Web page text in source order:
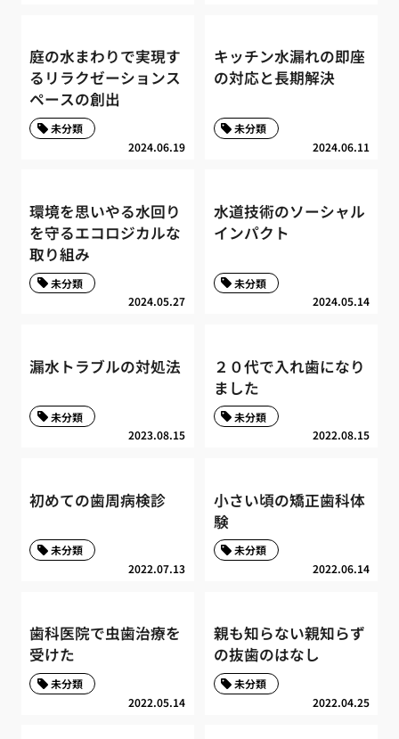
庭の水まわりで実現す
るリラクゼーションス
ペースの創出
2024.06.19
未分類
キッチン水漏れの即座
の対応と長期解決
2024.06.11
未分類
環境を思いやる水回り
を守るエコロジカルな
取り組み
2024.05.27
未分類
水道技術のソーシャル
インパクト
2024.05.14
未分類
漏水トラブルの対処法
2023.08.15
未分類
２０代で入れ歯になり
ました
2022.08.15
未分類
初めての歯周病検診
2022.07.13
未分類
小さい頃の矯正歯科体
験
2022.06.14
未分類
歯科医院で虫歯治療を
受けた
2022.05.14
未分類
親も知らない親知らず
の抜歯のはなし
2022.04.25
未分類